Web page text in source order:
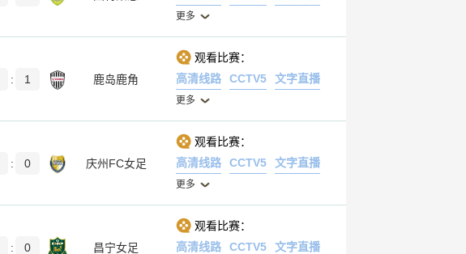
更多
: 1 鹿岛鹿角
观看比赛：
高清线路
CCTV5 文字直播
更多
: 0 庆州FC女足
观看比赛：
高清线路
CCTV5 文字直播
更多
: 0 昌宁女足
观看比赛：
高清线路
CCTV5 文字直播